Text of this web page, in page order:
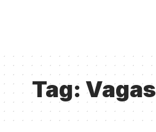
Tag: